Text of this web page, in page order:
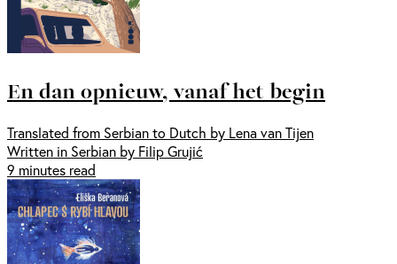
En dan opnieuw, vanaf het begin
Translated from Serbian to Dutch by Lena van Tijen
Written in Serbian by Filip Grujić
9 minutes read